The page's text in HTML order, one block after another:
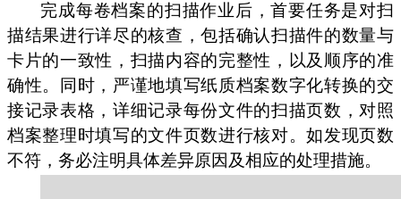
完成每卷档案的扫描作业后，首要任务是对扫
描结果进行详尽的核查，包括确认扫描件的数量与
卡片的一致性，扫描内容的完整性，以及顺序的准
确性。同时，严谨地填写纸质档案数字化转换的交
接记录表格，详细记录每份文件的扫描页数，对照
档案整理时填写的文件页数进行核对。如发现页数
不符，务必注明具体差异原因及相应的处理措施。